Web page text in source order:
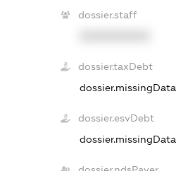
dossier.staff
dossier.taxDebt
dossier.missingData
dossier.esvDebt
dossier.missingData